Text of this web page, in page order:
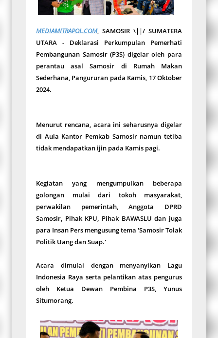
MEDIAMITRAPOL.COM, SAMOSIR \||/ SUMATERA
UTARA - Deklarasi Perkumpulan Pemerhati
Pembangunan Samosir (P3S) digelar oleh para
perantau asal Samosir di Rumah Makan
Sederhana, Pangururan pada Kamis, 17 Oktober
2024.
Menurut rencana, acara ini seharusnya digelar
di Aula Kantor Pemkab Samosir namun tetiba
tidak mendapatkan ijin pada Kamis pagi.
Kegiatan yang mengumpulkan beberapa
golongan mulai dari tokoh masyarakat,
perwakilan pemerintah, Anggota DPRD
Samosir, Pihak KPU, Pihak BAWASLU dan juga
para Insan Pers mengusung tema 'Samosir Tolak
Politik Uang dan Suap.'
Acara dimulai dengan menyanyikan Lagu
Indonesia Raya serta pelantikan atas pengurus
oleh Ketua Dewan Pembina P3S, Yunus
Situmorang.